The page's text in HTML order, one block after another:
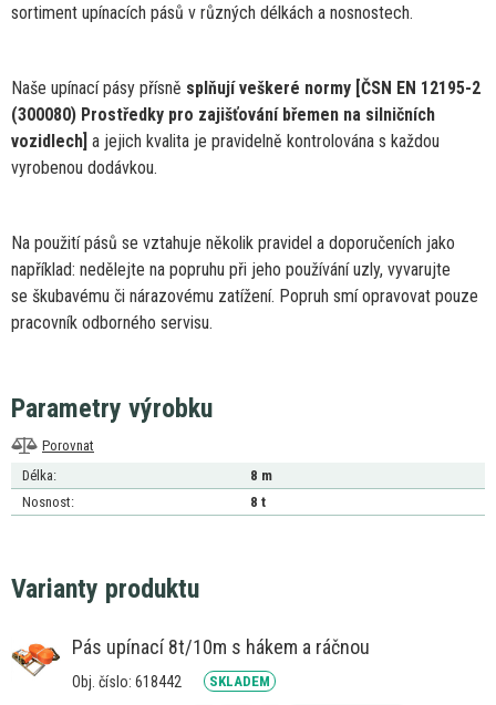
sortiment upínacích pásů v různých délkách a nosnostech.
Naše upínací pásy přísně splňují veškeré normy [ČSN EN 12195-2
(300080) Prostředky pro zajišťování břemen na silničních
vozidlech] a jejich kvalita je pravidelně kontrolována s každou
vyrobenou dodávkou.
Na použití pásů se vztahuje několik pravidel a doporučeních jako
například: nedělejte na popruhu při jeho používání uzly, vyvarujte
se škubavému či nárazovému zatížení. Popruh smí opravovat pouze
pracovník odborného servisu.
Parametry výrobku
Porovnat
Délka:
8 m
Nosnost:
8 t
Varianty produktu
Pás upínací 8t/10m s hákem a ráčnou
Obj. číslo: 618442 SKLADEM